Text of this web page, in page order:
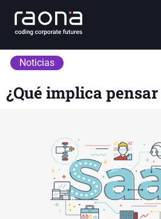
Noticias
¿Qué implica pensar